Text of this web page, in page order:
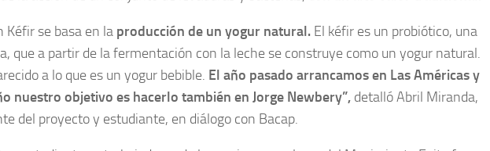
Kéfir se basa en la producción de un yogur natural. El kéfir es un probiótico, una
que a partir de la fermentación con la leche se construye como un yogur natural.
a lo que es un yogur bebible. El año pasado arrancamos en Las Américas y
nuestro objetivo es hacerlo también en Jorge Newbery”, detalló Abril Miranda,
del proyecto y estudiante, en diálogo con Bacap.